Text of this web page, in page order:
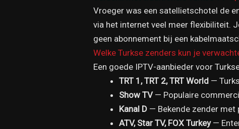
Vroeger was een satellietschotel de
via het internet veel meer flexibiliteit.
geen abonnement bij een
Welke Turkse zenders kun je
Een goede IPTV-aanbieder voor
TRT 1, TRT 2, TRT World —
Show TV— Populaire
Kanal D — Bekende zender met
ATV, Star TV, FOX Turkey—